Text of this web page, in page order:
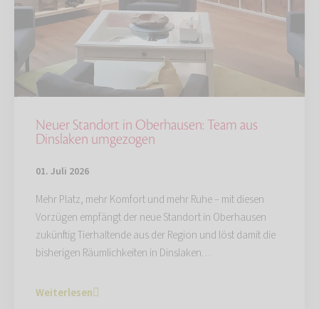
Neuer Standort in Oberhausen: Team aus
Dinslaken umgezogen
01. Juli 2026
Mehr Platz, mehr Komfort und mehr Ruhe – mit diesen
Vorzügen empfängt der neue Standort in Oberhausen
zukünftig Tierhaltende aus der Region und löst damit die
bisherigen Räumlichkeiten in Dinslaken…
Weiterlesen